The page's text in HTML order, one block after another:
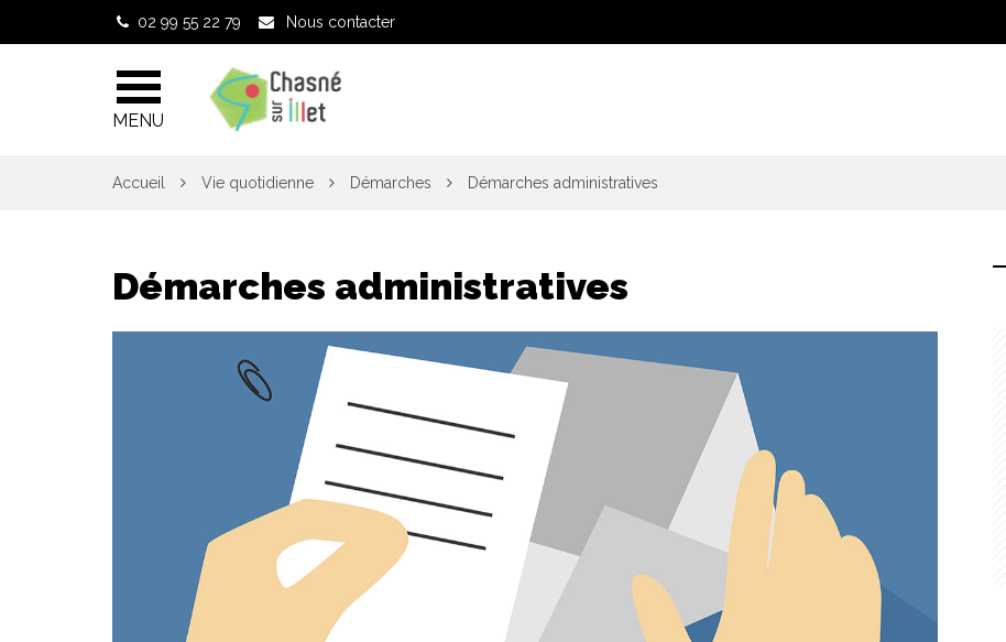
02 99 55 22 79 Nous contacter
MENU
Accueil Vie quotidienne Démarches Démarches administratives
Démarches administratives